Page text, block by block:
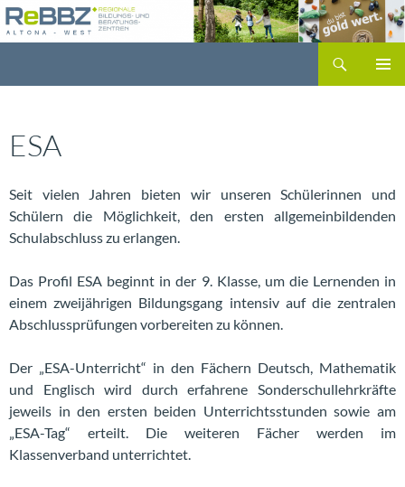
Zum
Inhalt
ESA
Seit vielen Jahren bieten wir unseren Schülerinnen und
Schülern die Möglichkeit, den ersten allgemeinbildenden
Schulabschluss zu erlangen.
Das Profil ESA beginnt in der 9. Klasse, um die Lernenden in
einem zweijährigen Bildungsgang intensiv auf die zentralen
Abschlussprüfungen vorbereiten zu können.
Der „ESA-Unterricht“ in den Fächern Deutsch, Mathematik
und Englisch wird durch erfahrene Sonderschullehrkräfte
jeweils in den ersten beiden Unterrichtsstunden sowie am
„ESA-Tag“ erteilt. Die weiteren Fächer werden im
Klassenverband unterrichtet.